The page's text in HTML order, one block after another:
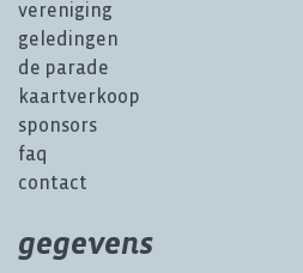
vereniging
geledingen
de parade
kaartverkoop
sponsors
faq
contact
gegevens